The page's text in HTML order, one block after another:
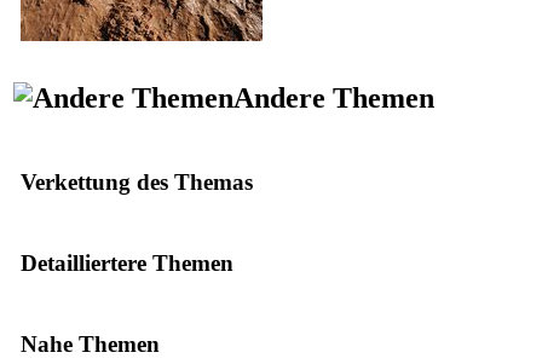
Andere Themen
Verkettung des Themas
Detailliertere Themen
Nahe Themen